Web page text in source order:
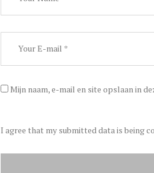
Mijn naam, e-mail en site opslaan in
I agree that my submitted data is being